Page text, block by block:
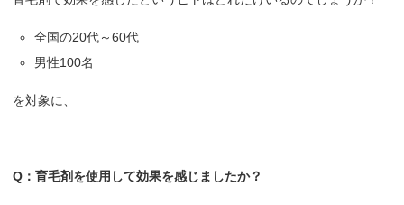
全国の20代～60代
男性100名
を対象に、
Q：育毛剤を使用して効果を感じましたか？